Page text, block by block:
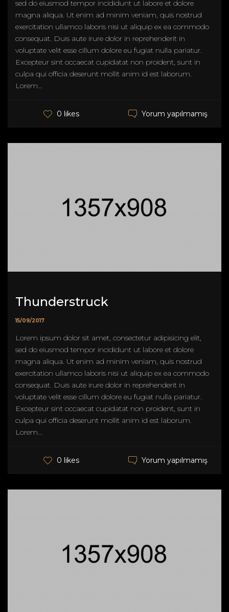
sed do eiusmod tempor incididunt ut labore et dolore
magna aliqua. Ut enim ad minim veniam, quis nostrud
exercitation ullamco laboris nisi ut aliquip ex ea commodo
consequat. Duis aute irure dolor in reprehenderit in
voluptate velit esse cillum dolore eu fugiat nulla pariatur.
Excepteur sint occaecat cupidatat non proident, sunt in
culpa qui officia deserunt mollit anim id est laborum.
Lorem...
0 likes Yorum yapılmamış
Thunderstruck
15/09/2017
Lorem ipsum dolor sit amet, consectetur adipisicing elit,
sed do eiusmod tempor incididunt ut labore et dolore
magna aliqua. Ut enim ad minim veniam, quis nostrud
exercitation ullamco laboris nisi ut aliquip ex ea commodo
consequat. Duis aute irure dolor in reprehenderit in
voluptate velit esse cillum dolore eu fugiat nulla pariatur.
Excepteur sint occaecat cupidatat non proident, sunt in
culpa qui officia deserunt mollit anim id est laborum.
Lorem...
0 likes Yorum yapılmamış